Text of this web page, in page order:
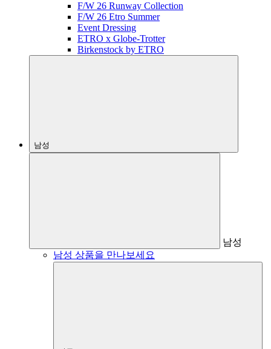
F/W 26 Runway Collection
F/W 26 Etro Summer
Event Dressing
ETRO x Globe-Trotter
Birkenstock by ETRO
남성
남성
남성 상품을 만나보세요